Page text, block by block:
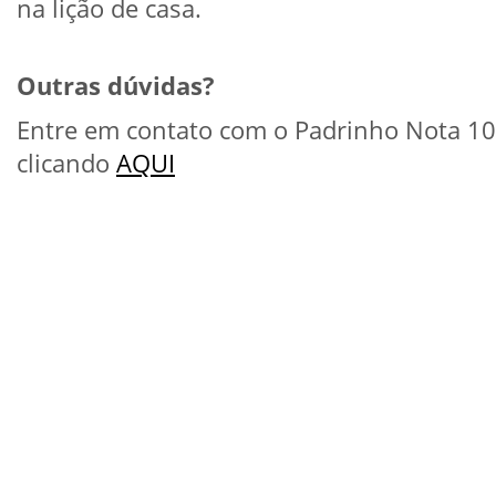
na lição de casa.
Outras dúvidas?
Entre em contato com o Padrinho Nota 10
clicando AQUI